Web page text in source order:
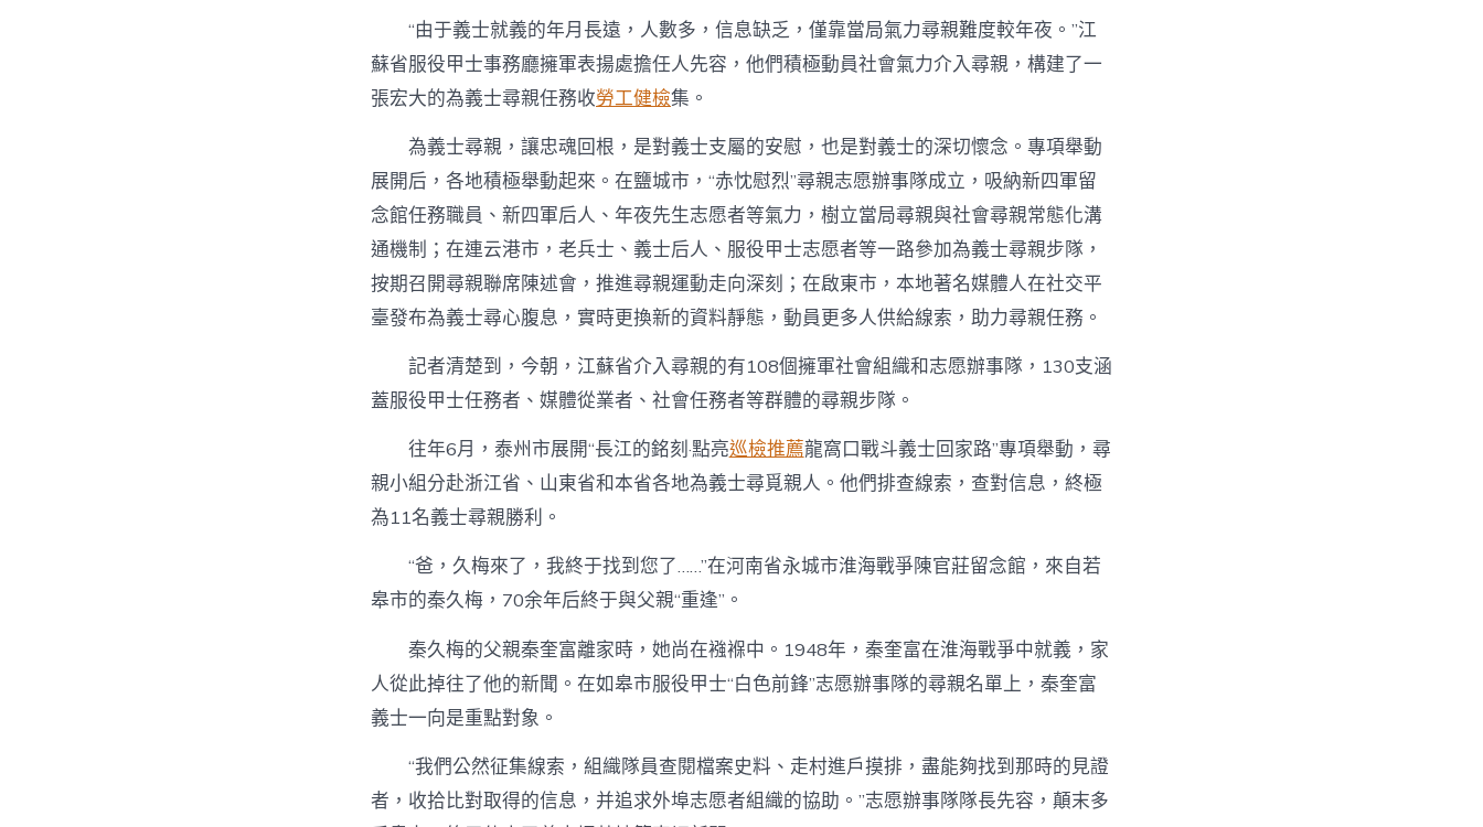
“由于義士就義的年月長遠，人數多，信息缺乏，僅靠當局氣力尋親難度較年夜。”江
蘇省服役甲士事務廳擁軍表揚處擔任人先容，他們積極動員社會氣力介入尋親，構建了一
張宏大的為義士尋親任務收勞工健檢集。
為義士尋親，讓忠魂回根，是對義士支屬的安慰，也是對義士的深切懷念。專項舉動
展開后，各地積極舉動起來。在鹽城市，“赤忱慰烈”尋親志愿辦事隊成立，吸納新四軍留
念館任務職員、新四軍后人、年夜先生志愿者等氣力，樹立當局尋親與社會尋親常態化溝
通機制；在連云港市，老兵士、義士后人、服役甲士志愿者等一路參加為義士尋親步隊，
按期召開尋親聯席陳述會，推進尋親運動走向深刻；在啟東市，本地著名媒體人在社交平
臺發布為義士尋心腹息，實時更換新的資料靜態，動員更多人供給線索，助力尋親任務。
記者清楚到，今朝，江蘇省介入尋親的有108個擁軍社會組織和志愿辦事隊，130支涵
蓋服役甲士任務者、媒體從業者、社會任務者等群體的尋親步隊。
往年6月，泰州市展開“長江的銘刻·點亮巡檢推薦龍窩口戰斗義士回家路”專項舉動，尋
親小組分赴浙江省、山東省和本省各地為義士尋覓親人。他們排查線索，查對信息，終極
為11名義士尋親勝利。
“爸，久梅來了，我終于找到您了……”在河南省永城市淮海戰爭陳官莊留念館，來自若
皋市的秦久梅，70余年后終于與父親“重逢”。
秦久梅的父親秦奎富離家時，她尚在襁褓中。1948年，秦奎富在淮海戰爭中就義，家
人從此掉往了他的新聞。在如皋市服役甲士“白色前鋒”志愿辦事隊的尋親名單上，秦奎富
義士一向是重點對象。
“我們公然征集線索，組織隊員查閱檔案史料、走村進戶摸排，盡能夠找到那時的見證
者，收拾比對取得的信息，并追求外埠志愿者組織的協助。”志愿辦事隊隊長先容，顛末多